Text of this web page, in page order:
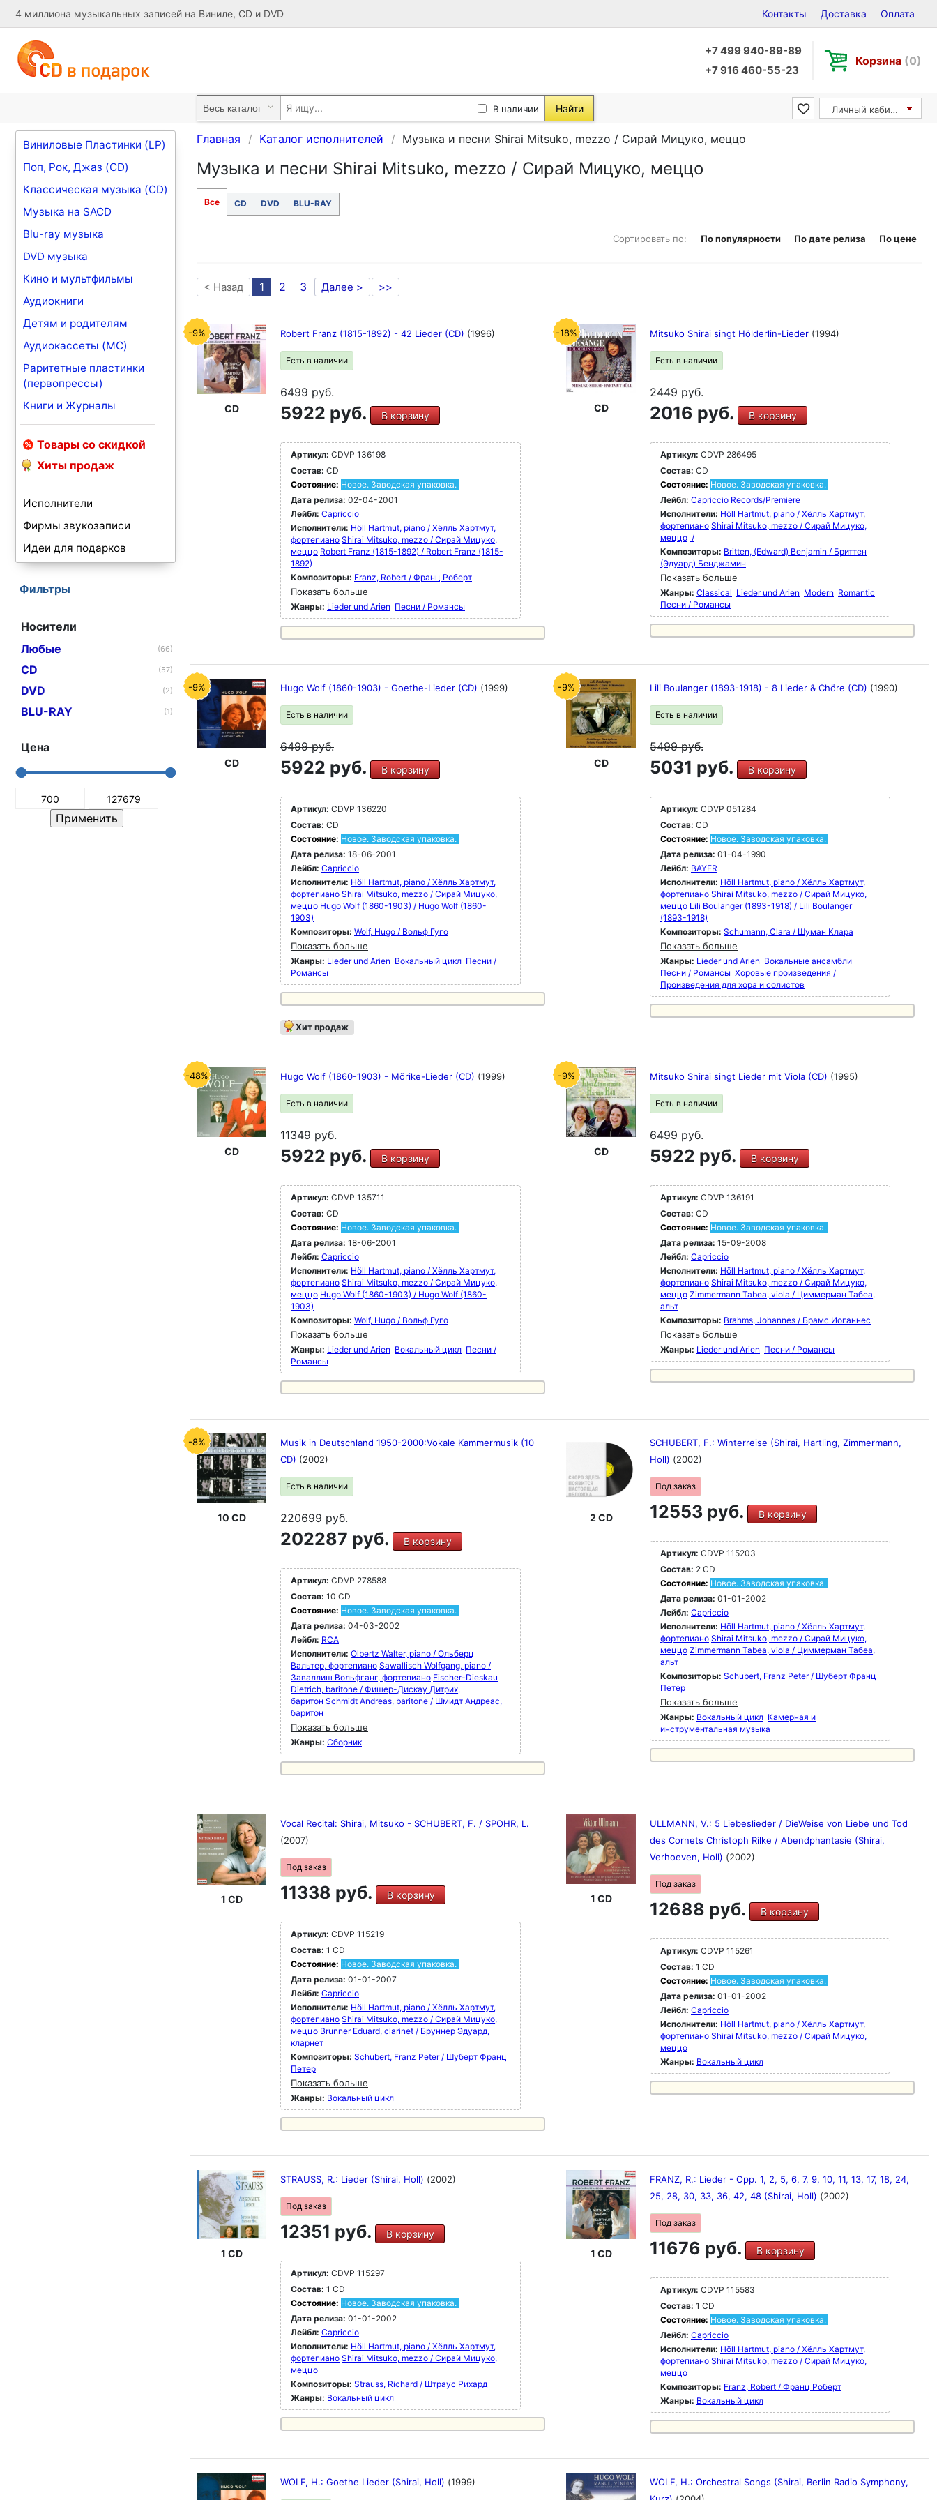
4 миллиона музыкальных записей на Виниле, CD и DVD Контакты Доставка Оплата
+7 499 940-89-89
+7 916 460-55-23
Корзина (0)
В наличии Найти Личный кабинет
Виниловые Пластинки (LP)
Поп, Рок, Джаз (CD)
Классическая музыка (CD)
Музыка на SACD
Blu-ray музыка
DVD музыка
Кино и мультфильмы
Аудиокниги
Детям и родителям
Аудиокассеты (MC)
Раритетные пластинки
(первопрессы)
Книги и Журналы
Товары со скидкой
Хиты продаж
Исполнители
Фирмы звукозаписи
Идеи для подарков
Фильтры
Носители
Любые
(66)
CD (57)
DVD (2)
BLU-RAY (1)
Цена
Главная Каталог исполнителей Музыка и песни Shirai Mitsuko, mezzo / Сирай Мицуко, меццо
Музыка и песни Shirai Mitsuko, mezzo / Сирай Мицуко, меццо
Все CD DVD BLU-RAY
Сортировать по: По популярности По дате релиза По цене
< Назад 1 2 3 Далее > >>
-9%
CD
Robert Franz (1815-1892) - 42 Lieder (CD) (1996)
Есть в наличии
6499руб.
5922 руб. В корзину
Артикул: CDVP 136198
Состав: CD
Состояние: Новое. Заводская упаковка.
Дата релиза: 02-04-2001
Лейбл: Capriccio
Исполнители: Höll Hartmut, piano / Хёлль Хартмут,
фортепиано Shirai Mitsuko, mezzo / Сирай Мицуко,
меццо Robert Franz (1815-1892) / Robert Franz (1815-
1892)
Композиторы: Franz, Robert / Франц Роберт
Показать больше
Жанры: Lieder und Arien Песни / Романсы
-18%
CD
Mitsuko Shirai singt Hölderlin-Lieder (1994)
Есть в наличии
2449руб.
2016 руб. В корзину
Артикул: CDVP 286495
Состав: CD
Состояние: Новое. Заводская упаковка.
Лейбл: Capriccio Records/Premiere
Исполнители: Höll Hartmut, piano / Хёлль Хартмут,
фортепиано Shirai Mitsuko, mezzo / Сирай Мицуко,
меццо /
Композиторы: Britten, (Edward) Benjamin / Бриттен
(Эдуард) Бенджамин
Показать больше
Жанры: Classical Lieder und Arien Modern Romantic
Песни / Романсы
-9%
CD
Hugo Wolf (1860-1903) - Goethe-Lieder (CD) (1999)
Есть в наличии
6499руб.
5922 руб. В корзину
Артикул: CDVP 136220
Состав: CD
Состояние: Новое. Заводская упаковка.
Дата релиза: 18-06-2001
Лейбл: Capriccio
Исполнители: Höll Hartmut, piano / Хёлль Хартмут,
фортепиано Shirai Mitsuko, mezzo / Сирай Мицуко,
меццо Hugo Wolf (1860-1903) / Hugo Wolf (1860-
1903)
Композиторы: Wolf, Hugo / Вольф Гуго
Показать больше
Жанры: Lieder und Arien Вокальный цикл Песни /
Романсы
Хит продаж
-9%
CD
Lili Boulanger (1893-1918) - 8 Lieder & Chöre (CD) (1990)
Есть в наличии
5499руб.
5031 руб. В корзину
Артикул: CDVP 051284
Состав: CD
Состояние: Новое. Заводская упаковка.
Дата релиза: 01-04-1990
Лейбл: BAYER
Исполнители: Höll Hartmut, piano / Хёлль Хартмут,
фортепиано Shirai Mitsuko, mezzo / Сирай Мицуко,
меццо Lili Boulanger (1893-1918) / Lili Boulanger
(1893-1918)
Композиторы: Schumann, Clara / Шуман Клара
Показать больше
Жанры: Lieder und Arien Вокальные ансамбли
Песни / Романсы Хоровые произведения /
Произведения для хора и солистов
-48%
CD
Hugo Wolf (1860-1903) - Mörike-Lieder (CD) (1999)
Есть в наличии
11349руб.
5922 руб. В корзину
Артикул: CDVP 135711
Состав: CD
Состояние: Новое. Заводская упаковка.
Дата релиза: 18-06-2001
Лейбл: Capriccio
Исполнители: Höll Hartmut, piano / Хёлль Хартмут,
фортепиано Shirai Mitsuko, mezzo / Сирай Мицуко,
меццо Hugo Wolf (1860-1903) / Hugo Wolf (1860-
1903)
Композиторы: Wolf, Hugo / Вольф Гуго
Показать больше
Жанры: Lieder und Arien Вокальный цикл Песни /
Романсы
-9%
CD
Mitsuko Shirai singt Lieder mit Viola (CD) (1995)
Есть в наличии
6499руб.
5922 руб. В корзину
Артикул: CDVP 136191
Состав: CD
Состояние: Новое. Заводская упаковка.
Дата релиза: 15-09-2008
Лейбл: Capriccio
Исполнители: Höll Hartmut, piano / Хёлль Хартмут,
фортепиано Shirai Mitsuko, mezzo / Сирай Мицуко,
меццо Zimmermann Tabea, viola / Циммерман Табеа,
альт
Композиторы: Brahms, Johannes / Брамс Иоганнес
Показать больше
Жанры: Lieder und Arien Песни / Романсы
-8%
10 CD
Musik in Deutschland 1950-2000:Vokale Kammermusik (10
CD) (2002)
Есть в наличии
220699руб.
202287 руб. В корзину
Артикул: CDVP 278588
Состав: 10 CD
Состояние: Новое. Заводская упаковка.
Дата релиза: 04-03-2002
Лейбл: RCA
Исполнители: Olbertz Walter, piano / Ольберц
Вальтер, фортепиано Sawallisch Wolfgang, piano /
Заваллиш Вольфганг, фортепиано Fischer-Dieskau
Dietrich, baritone / Фишер-Дискау Дитрих,
баритон Schmidt Andreas, baritone / Шмидт Андреас,
баритон
Показать больше
Жанры: Сборник
2 CD
SCHUBERT, F.: Winterreise (Shirai, Hartling, Zimmermann,
Holl) (2002)
Под заказ
12553 руб. В корзину
Артикул: CDVP 115203
Состав: 2 CD
Состояние: Новое. Заводская упаковка.
Дата релиза: 01-01-2002
Лейбл: Capriccio
Исполнители: Höll Hartmut, piano / Хёлль Хартмут,
фортепиано Shirai Mitsuko, mezzo / Сирай Мицуко,
меццо Zimmermann Tabea, viola / Циммерман Табеа,
альт
Композиторы: Schubert, Franz Peter / Шуберт Франц
Петер
Показать больше
Жанры: Вокальный цикл Камерная и
инструментальная музыка
1 CD
Vocal Recital: Shirai, Mitsuko - SCHUBERT, F. / SPOHR, L.
(2007)
Под заказ
11338 руб. В корзину
Артикул: CDVP 115219
Состав: 1 CD
Состояние: Новое. Заводская упаковка.
Дата релиза: 01-01-2007
Лейбл: Capriccio
Исполнители: Höll Hartmut, piano / Хёлль Хартмут,
фортепиано Shirai Mitsuko, mezzo / Сирай Мицуко,
меццо Brunner Eduard, clarinet / Бруннер Эдуард,
кларнет
Композиторы: Schubert, Franz Peter / Шуберт Франц
Петер
Показать больше
Жанры: Вокальный цикл
1 CD
ULLMANN, V.: 5 Liebeslieder / DieWeise von Liebe und Tod
des Cornets Christoph Rilke / Abendphantasie (Shirai,
Verhoeven, Holl) (2002)
Под заказ
12688 руб. В корзину
Артикул: CDVP 115261
Состав: 1 CD
Состояние: Новое. Заводская упаковка.
Дата релиза: 01-01-2002
Лейбл: Capriccio
Исполнители: Höll Hartmut, piano / Хёлль Хартмут,
фортепиано Shirai Mitsuko, mezzo / Сирай Мицуко,
меццо
Жанры: Вокальный цикл
1 CD
STRAUSS, R.: Lieder (Shirai, Holl) (2002)
Под заказ
12351 руб. В корзину
Артикул: CDVP 115297
Состав: 1 CD
Состояние: Новое. Заводская упаковка.
Дата релиза: 01-01-2002
Лейбл: Capriccio
Исполнители: Höll Hartmut, piano / Хёлль Хартмут,
фортепиано Shirai Mitsuko, mezzo / Сирай Мицуко,
меццо
Композиторы: Strauss, Richard / Штраус Рихард
Жанры: Вокальный цикл
1 CD
FRANZ, R.: Lieder - Opp. 1, 2, 5, 6, 7, 9, 10, 11, 13, 17, 18, 24,
25, 28, 30, 33, 36, 42, 48 (Shirai, Holl) (2002)
Под заказ
11676 руб. В корзину
Артикул: CDVP 115583
Состав: 1 CD
Состояние: Новое. Заводская упаковка.
Лейбл: Capriccio
Исполнители: Höll Hartmut, piano / Хёлль Хартмут,
фортепиано Shirai Mitsuko, mezzo / Сирай Мицуко,
меццо
Композиторы: Franz, Robert / Франц Роберт
Жанры: Вокальный цикл
WOLF, H.: Goethe Lieder (Shirai, Holl) (1999)
WOLF, H.: Orchestral Songs (Shirai, Berlin Radio Symphony,